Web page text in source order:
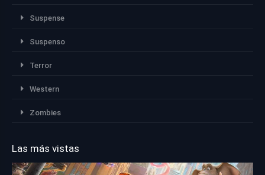
Suspense
Suspenso
Terror
Western
Zombies
Las más vistas